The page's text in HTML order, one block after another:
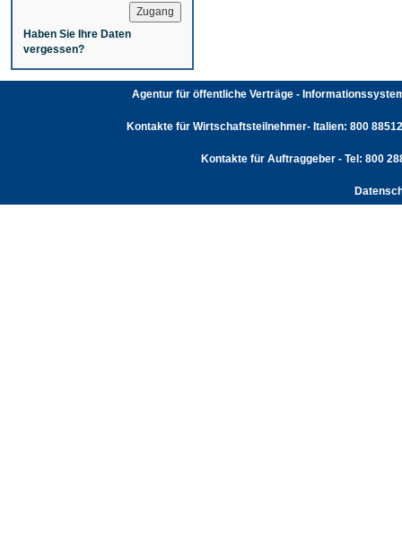
Haben Sie Ihre Daten
vergessen?
Agentur für öffentliche Verträge -
Kontakte für Wirtschaftsteilnehmer- Italien: 800
Kontakte für Auftraggeber - Tel: 800